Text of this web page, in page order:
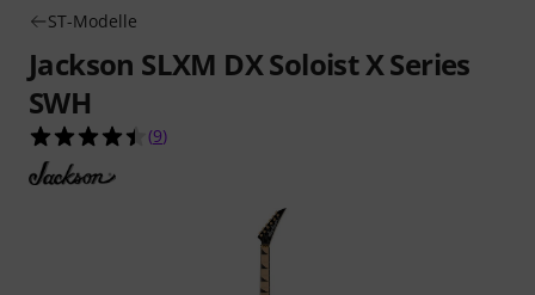
ST-Modelle
Jackson SLXM DX Soloist X Series
SWH
4.4 von 5 Sternen aus 9 Kundenbewertungen
(9)